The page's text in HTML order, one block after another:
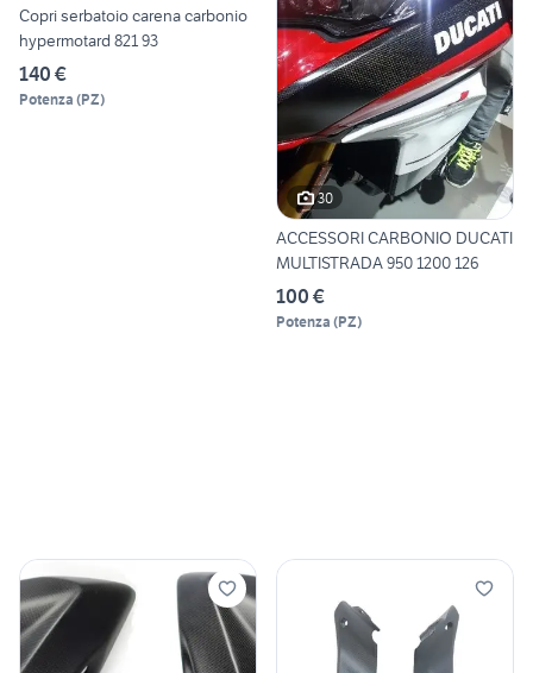
Copri serbatoio carena carbonio
hypermotard 821 93
140 €
Potenza (PZ)
30
ACCESSORI CARBONIO DUCATI
MULTISTRADA 950 1200 126
100 €
Potenza (PZ)